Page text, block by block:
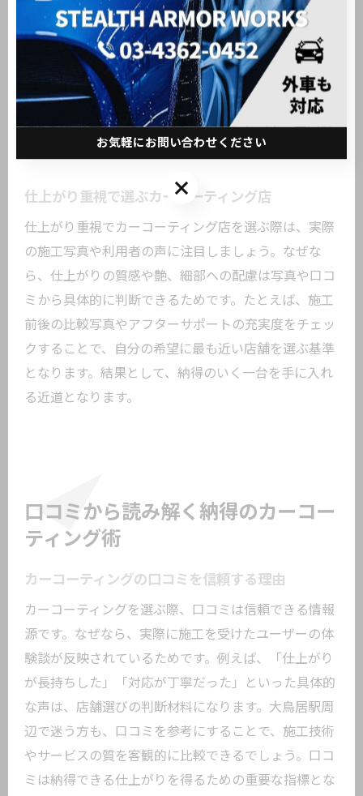
い艶出し力が特徴です。その理由は、専門店ならでは
の厳選された薬剤や、車両ごとの状態に応じたオーダ
ーメイド施工が受けられるためです。例えば、下地処
理から最終仕上げまで一貫してプロが対応し、細部ま
でこだわった施工が期待できます。結果として、長期
間にわたり美しさをキープしたい方にとって、専門店
での施工は大きなメリットとなります。
仕上がり重視で選ぶカーコーティング店
仕上がり重視でカーコーティング店を選ぶ際は、実際
の施工写真や利用者の声に注目しましょう。なぜな
ら、仕上がりの質感や艶、細部への配慮は写真や口コ
ミから具体的に判断できるためです。たとえば、施工
前後の比較写真やアフターサポートの充実度をチェッ
クすることで、自分の希望に最も近い店舗を選ぶ基準
となります。結果として、納得のいく一台を手に入れ
る近道となります。
口コミから読み解く納得のカーコー
ティング術
カーコーティングの口コミを信頼する理由
カーコーティングを選ぶ際、口コミは信頼できる情報
源です。なぜなら、実際に施工を受けたユーザーの体
験談が反映されているためです。例えば、「仕上がり
が長持ちした」「対応が丁寧だった」といった具体的
な声は、店舗選びの判断材料になります。大鳥居駅周
辺で迷う方も、口コミを参考にすることで、施工技術
やサービスの質を客観的に比較できるでしょう。口コ
ミは納得できる仕上がりを得るための重要な指標とな
お気軽にお問い合わせください
お気軽にお問い合わせください